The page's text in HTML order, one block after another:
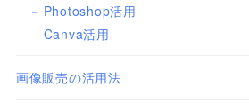
Photoshop活用
Canva活用
画像販売の活用法